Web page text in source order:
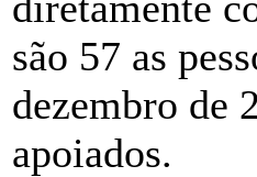
são 57 as
dezembro de
apoiados.